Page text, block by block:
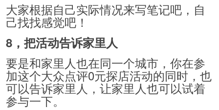
大家根据自己实际情况来写笔记吧，自
己找找感觉吧！
8，把活动告诉家里人
要是和家里人也在同一个城市，你在参
加这个大众点评0元探店活动的同时，也
可以告诉家里人，让家里人也可以试着
参与一下。